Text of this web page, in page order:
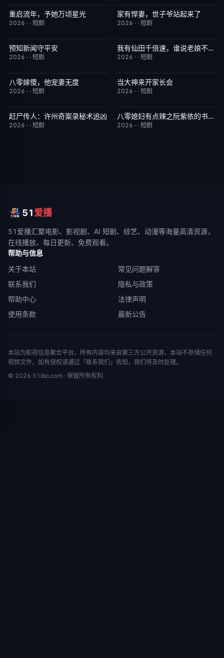
完结
重启流年，予她万顷星光
2026 · · 短剧
完结
家有悍妻，世子爷站起来了
2026 · · 短剧
完结
预知新闻守平安
2026 · · 短剧
完结 6.0我有仙田千倍速，谁说老娘不是仙
2026 · · 短剧
完结
八零嫁傻，他宠妻无度
2026 · · 短剧
完结
当大神来开家长会
2026 · · 短剧
完结 9.0
赶尸传人：许州奇案录秘术追凶
2026 · · 短剧
完结 5.0八零媳妇有点辣之阮紫依的书中梦
2026 · · 短剧
51爱播
51爱播汇聚电影、影视剧、AI 短剧、综艺、动漫等海量高清资源，
在线播放、每日更新、免费观看。
帮助与信息
关于本站
常见问题解答
联系我们
隐私与政策
帮助中心
法律声明
使用条款
最新公告
本站为影视信息聚合平台，所有内容均来自第三方公开资源，本站不存储任何
视频文件。如有侵权请通过「联系我们」告知，我们将及时处理。
© 2026 51ibo.com · 保留所有权利